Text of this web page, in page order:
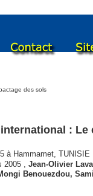
des sols
: Le
à Hammamet, TUNISIE
2005 , Jean-Olivier
Benouezdou,